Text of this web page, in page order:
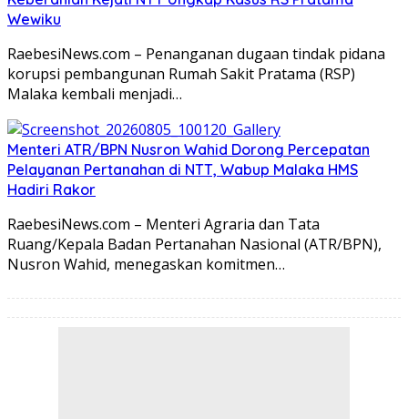
Wewiku
RaebesiNews.com – Penanganan dugaan tindak pidana
korupsi pembangunan Rumah Sakit Pratama (RSP)
Malaka kembali menjadi…
Menteri ATR/BPN Nusron Wahid Dorong Percepatan
Pelayanan Pertanahan di NTT, Wabup Malaka HMS
Hadiri Rakor
RaebesiNews.com – Menteri Agraria dan Tata
Ruang/Kepala Badan Pertanahan Nasional (ATR/BPN),
Nusron Wahid, menegaskan komitmen…